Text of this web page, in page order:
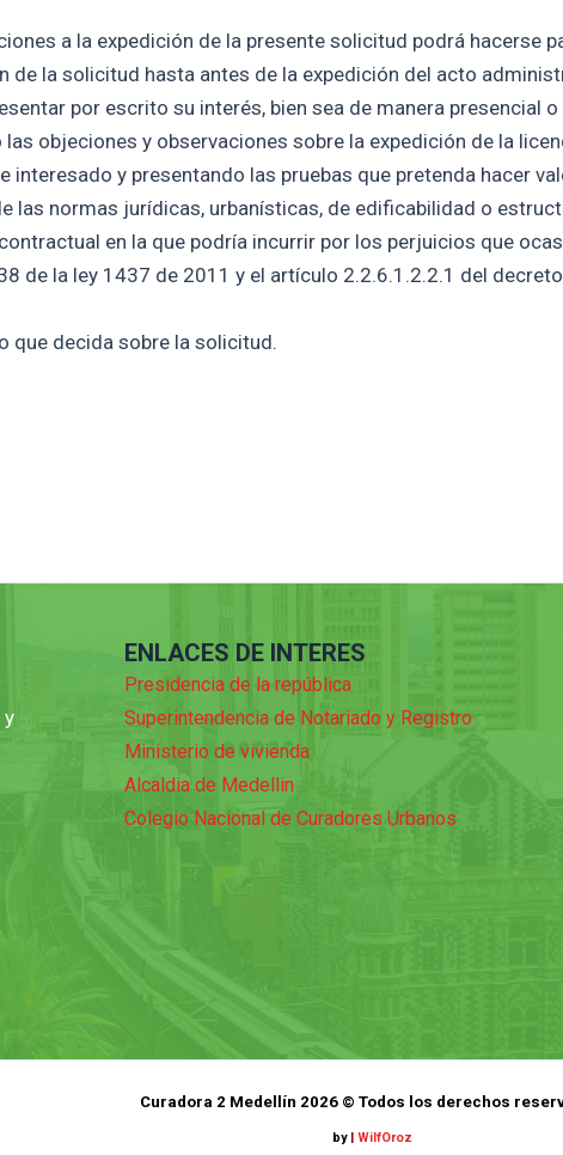
a la expedición de la presente solicitud podrá hacerse
la solicitud hasta antes de la expedición del acto
por escrito su interés, bien sea de manera presencial
objeciones y observaciones sobre la expedición de la
y presentando las pruebas que pretenda hacer
las normas jurídicas, urbanísticas, de edificabilidad o
en la que podría incurrir por los perjuicios que
de la ley 1437 de 2011 y el artículo 2.2.6.1.2.2.1 del
que decida sobre la solicitud.
y
ENLACES DE INTERES
Presidencia de la república
Superintendencia de Notariado y Registro
Ministerio de vivienda
Alcaldia de Medellin
Colegio Nacional de Curadores Urbanos
Curadora 2 Medellín 2026 © Todos los derechos
by| WilfOroz